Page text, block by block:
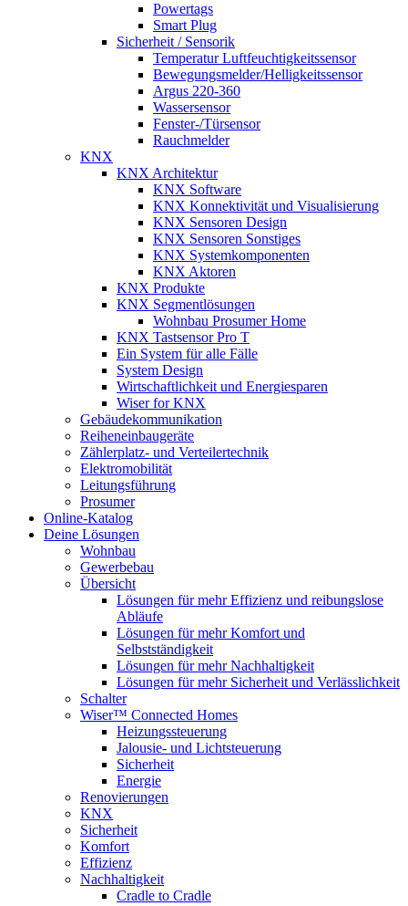
Powertags
Smart Plug
Sicherheit / Sensorik
Temperatur Luftfeuchtigkeitssensor
Bewegungsmelder/Helligkeitssensor
Argus 220-360
Wassersensor
Fenster-/Türsensor
Rauchmelder
KNX
KNX Architektur
KNX Software
KNX Konnektivität und Visualisierung
KNX Sensoren Design
KNX Sensoren Sonstiges
KNX Systemkomponenten
KNX Aktoren
KNX Produkte
KNX Segmentlösungen
Wohnbau Prosumer Home
KNX Tastsensor Pro T
Ein System für alle Fälle
System Design
Wirtschaftlichkeit und Energiesparen
Wiser for KNX
Gebäudekommunikation
Reiheneinbaugeräte
Zählerplatz- und Verteilertechnik
Elektromobilität
Leitungsführung
Prosumer
Online-Katalog
Deine Lösungen
Wohnbau
Gewerbebau
Übersicht
Lösungen für mehr Effizienz und reibungslose
Abläufe
Lösungen für mehr Komfort und
Selbstständigkeit
Lösungen für mehr Nachhaltigkeit
Lösungen für mehr Sicherheit und Verlässlichkeit
Schalter
Wiser™ Connected Homes
Heizungssteuerung
Jalousie- und Lichtsteuerung
Sicherheit
Energie
Renovierungen
KNX
Sicherheit
Komfort
Effizienz
Nachhaltigkeit
Cradle to Cradle